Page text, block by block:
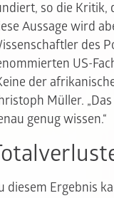
so die Kritik,
Aussage wird
des
US-
der
Müller.
genug wissen.“
diesem Ergebnis